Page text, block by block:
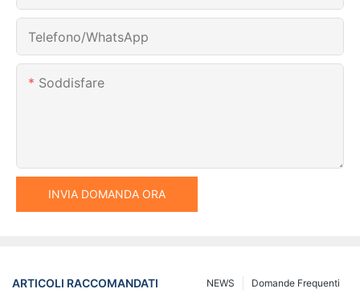
Telefono/WhatsApp
Soddisfare
INVIA DOMANDA ORA
ARTICOLI RACCOMANDATI Domande Frequenti
NEWS